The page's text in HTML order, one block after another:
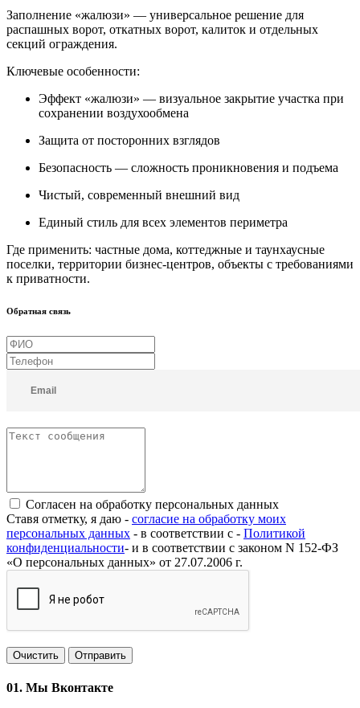
Заполнение «жалюзи» — универсальное решение для
распашных ворот, откатных ворот, калиток и отдельных
секций ограждения.
Ключевые особенности:
Эффект «жалюзи» — визуальное закрытие участка при
сохранении воздухообмена
Защита от посторонних взглядов
Безопасность — сложность проникновения и подъема
Чистый, современный внешний вид
Единый стиль для всех элементов периметра
Где применить: частные дома, коттеджные и таунхаусные
поселки, территории бизнес-центров, объекты с требованиями
к приватности.
Обратная связь
Согласен на обработку персональных данных
Ставя отметку, я даю - согласие на обработку моих
персональных данных - в соответствии с - Политикой
конфиденциальности- и в соответствии с законом N 152-ФЗ
«О персональных данных» от 27.07.2006 г.
Очистить Отправить
01. Мы Вконтакте